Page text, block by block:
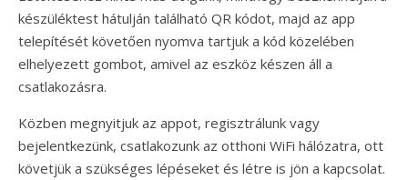
készüléktest hátulján található QR kódot, majd az app
telepítését követően nyomva tartjuk a kód közelében
elhelyezett gombot, amivel az eszköz készen áll a
csatlakozásra.
Közben megnyitjuk az appot, regisztrálunk vagy
bejelentkezünk, csatlakozunk az otthoni WiFi hálózatra, ott
követjük a szükséges lépéseket és létre is jön a kapcsolat.